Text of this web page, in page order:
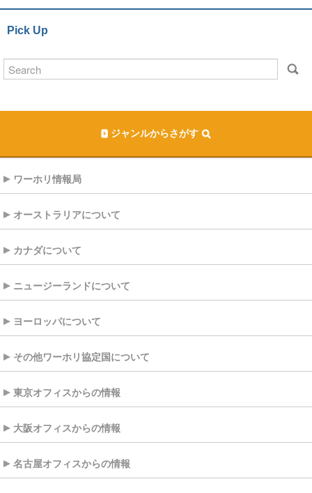
Pick Up
ジャンルからさがす
ワーホリ情報局
オーストラリアについて
カナダについて
ニュージーランドについて
ヨーロッパについて
その他ワーホリ協定国について
東京オフィスからの情報
大阪オフィスからの情報
名古屋オフィスからの情報